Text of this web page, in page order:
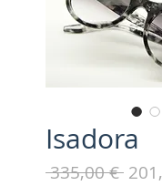
Isadora
335,00 €